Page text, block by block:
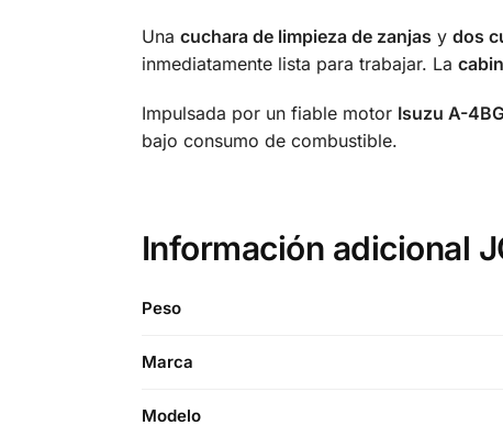
Una cuchara de limpieza de zanjas y dos
inmediatamente lista para trabajar. La
Impulsada por un fiable motor Isuzu A-
bajo consumo de combustible.
Información adicional
Peso
Marca
Modelo